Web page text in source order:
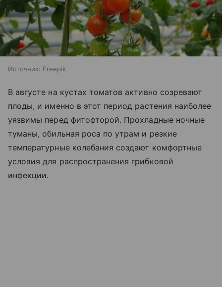
Источник: Freepik
В августе на кустах томатов активно созревают
плоды, и именно в этот период растения наиболее
уязвимы перед фитофторой. Прохладные ночные
туманы, обильная роса по утрам и резкие
температурные колебания создают комфортные
условия для распространения грибковой
инфекции.